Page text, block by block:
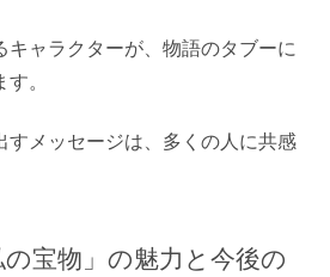
キャラクターが、物語のタブーに
。
すメッセージは、多くの人に共感
宝物」の魅力と今後の